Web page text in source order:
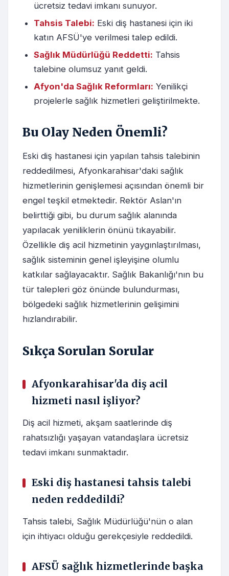
ücretsiz tedavi imkanı sunuyor.
Tahsis Talebi: Eski diş hastanesi için iki
katın AFSÜ'ye verilmesi talep edildi.
Sağlık Müdürlüğü Reddetti: Tahsis
talebine olumsuz yanıt geldi.
Afyon'da Sağlık Reformları: Yenilikçi
projelerle sağlık hizmetleri geliştirilmekte.
Bu Olay Neden Önemli?
Eski diş hastanesi için yapılan tahsis talebinin
reddedilmesi, Afyonkarahisar'daki sağlık
hizmetlerinin genişlemesi açısından önemli bir
engel teşkil etmektedir. Rektör Aslan'ın
belirttiği gibi, bu durum sağlık alanında
yapılacak yeniliklerin önünü tıkayabilir.
Özellikle diş acil hizmetinin yaygınlaştırılması,
sağlık sisteminin genel işleyişine olumlu
katkılar sağlayacaktır. Sağlık Bakanlığı'nın bu
tür talepleri göz önünde bulundurması,
bölgedeki sağlık hizmetlerinin gelişimini
hızlandırabilir.
Sıkça Sorulan Sorular
Afyonkarahisar'da diş acil
hizmeti nasıl işliyor?
Diş acil hizmeti, akşam saatlerinde diş
rahatsızlığı yaşayan vatandaşlara ücretsiz
tedavi imkanı sunmaktadır.
Eski diş hastanesi tahsis talebi
neden reddedildi?
Tahsis talebi, Sağlık Müdürlüğü'nün o alan
için ihtiyacı olduğu gerekçesiyle reddedildi.
AFSÜ sağlık hizmetlerinde başka